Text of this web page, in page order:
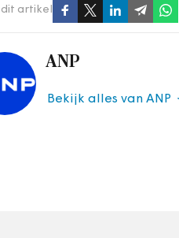
dit artikel
ANP
Bekijk alles van ANP